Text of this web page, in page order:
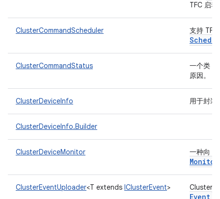
TFC 启
ClusterCommandScheduler 支持
ClusterCommandStatus
一个类，
原因。
ClusterDeviceInfo 用于封装
ClusterDeviceInfo.Builder
ClusterDeviceMonitor 一种向
Monitor
ClusterEventUploader<T extends IClusterEvent>
Event